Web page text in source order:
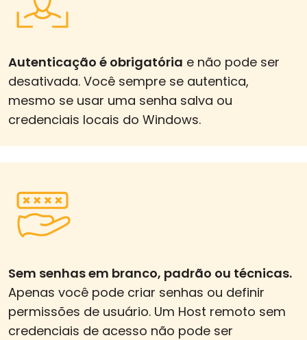
Autenticação é obrigatória e não pode ser
desativada. Você sempre se autentica,
mesmo se usar uma senha salva ou
credenciais locais do Windows.
Sem senhas em branco, padrão ou técnicas.
Apenas você pode criar senhas ou definir
permissões de usuário. Um Host remoto sem
credenciais de acesso não pode ser